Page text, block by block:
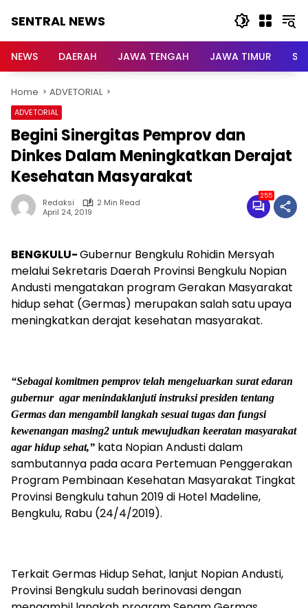
SENTRAL NEWS
NEWS
NEWS DAERAH JAWA TENGAH JAWA TIMUR
Home ADVETORIAL
ADVETORIAL
Begini Sinergitas Pemprov dan
Dinkes Dalam Meningkatkan Derajat
Kesehatan Masyarakat
Redaksi
2 Min Read
April 24, 2019
255
BENGKULU-Gubernur Bengkulu Rohidin Mersyah
melalui Sekretaris Daerah Provinsi Bengkulu Nopian
Andusti mengatakan program Gerakan Masyarakat
hidup sehat (Germas) merupakan salah satu upaya
meningkatkan derajat kesehatan masyarakat.
“Sebagai komitmen pemprov telah mengeluarkan surat edaran
gubernur agar menindaklanjuti instruksi presiden tentang
Germas dan mengambil langkah sesuai tugas dan fungsi
kewenangan masing2 untuk mewujudkan keeratan masyarakat
agar hidup sehat,” kata Nopian Andusti dalam
sambutannya pada acara Pertemuan Penggerakan
Program Pembinaan Kesehatan Masyarakat Tingkat
Provinsi Bengkulu tahun 2019 di Hotel Madeline,
Bengkulu, Rabu (24/4/2019).
Terkait Germas Hidup Sehat, lanjut Nopian Andusti,
Provinsi Bengkulu sudah berinovasi dengan